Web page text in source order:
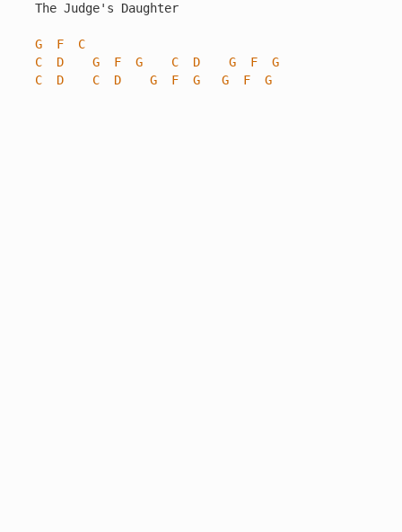
The Judge's Daughter
G F
C
C
D G F G C D G F
G
C
D C D G F G G F G